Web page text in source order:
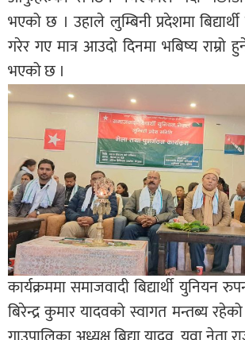
भएको छ । उहाले लुम्बिनी प्रदेशमा
गरेर गए मात्र आउदो दिनमा भबिष्य राम्रो
भएको छ ।
कार्यक्रममा समाजवादी बिद्यार्थी युनियन
बिरेन्द्र कुमार यादवको स्वागत मन्तब्य रहेको